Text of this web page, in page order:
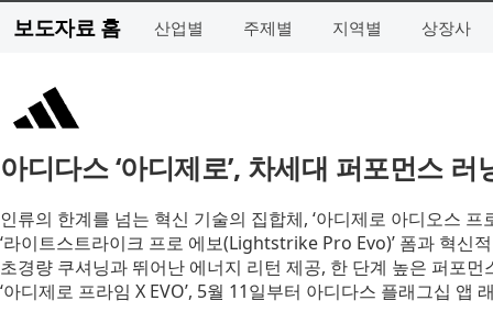
보도자료 홈 산업별 주제별 지역별 상장사
아디다스 ‘아디제로’, 차세대 퍼포먼스
인류의 한계를 넘는 혁신 기술의 집합체, ‘아디제로 아디오스 프
‘라이트스트라이크 프로 에보(Lightstrike Pro Evo)’ 폼과 혁신적
초경량 쿠셔닝과 뛰어난 에너지 리턴 제공, 한 단계 높은 퍼포먼
‘아디제로 프라임 X EVO’, 5월 11일부터 아디다스 플래그십 앱